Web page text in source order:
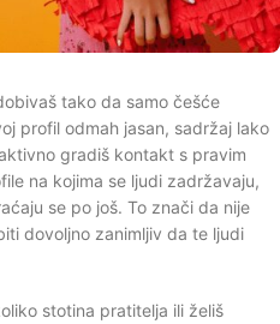
tako da samo češće
profil odmah jasan, sadržaj lako
gradiš kontakt s pravim
na kojima se ljudi zadržavaju,
se po još. To znači da nije
dovoljno zanimljiv da te ljudi
stotina pratitelja ili želiš